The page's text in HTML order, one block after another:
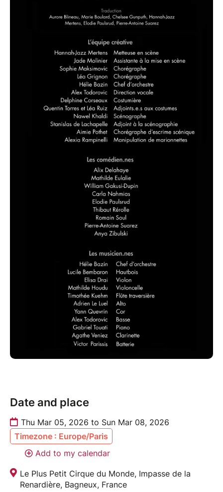
Date and place
Thu Mar 05, 2026 to Sun Mar 08, 2026
Timezone : Europe/Paris
Add to my calendar
Le Plus Petit Cirque du Monde, Impasse de la
Renardière, Bagneux, France